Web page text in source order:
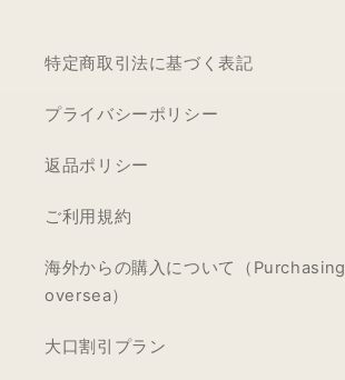
特定商取引法に基づく表記
プライバシーポリシー
返品ポリシー
ご利用規約
海外からの購入について（
oversea）
大口割引プラン